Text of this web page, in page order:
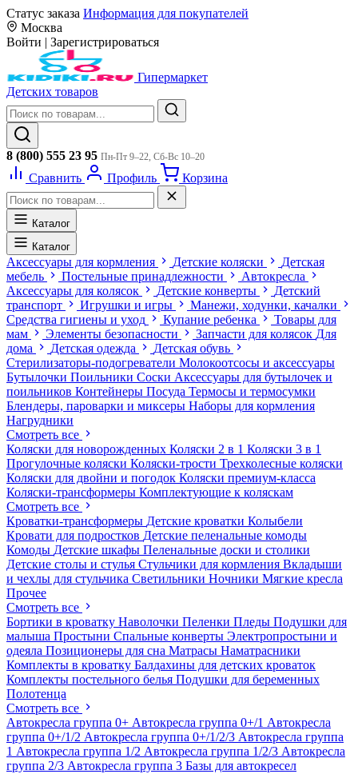
Статус заказа Информация для покупателей
Москва
Войти | Зарегистрироваться
Гипермаркет
Детских товаров
8 (800) 555 23 95 Пн-Пт 9–22, Сб-Вс 10–20
Сравнить Профиль Корзина
Каталог
Каталог
Аксессуары для кормления Детские коляски
Детская
мебель
Постельные принадлежности
Автокресла
Аксессуары для колясок
Детские конверты
Детский
транспорт
Игрушки и игры
Манежи, ходунки, качалки
Средства гигиены и уход
Купание ребенка
Товары для
мам
Элементы безопасности Запчасти для колясок Для
дома
Детская одежда
Детская обувь
Стерилизаторы-подогреватели Молокоотсосы и аксессуары
Бутылочки Поильники Соски Аксессуары для бутылочек и
поильников Контейнеры Посуда Термосы и термосумки
Блендеры, пароварки и миксеры Наборы для кормления
Нагрудники
Смотреть все
Коляски для новорожденных Коляски 2 в 1 Коляски 3 в 1
Прогулочные коляски Коляски-трости Трехколесные коляски
Коляски для двойни и погодок Коляски премиум-класса
Коляски-трансформеры Комплектующие к коляскам
Смотреть все
Кроватки-трансформеры Детские кроватки Колыбели
Кровати для подростков Детские пеленальные комоды
Комоды Детские шкафы Пеленальные доски и столики
Детские столы и стулья Стульчики для кормления Вкладыши
и чехлы для стульчика Светильники Ночники Мягкие кресла
Прочее
Смотреть все
Бортики в кроватку Наволочки Пеленки Пледы Подушки для
малыша Простыни Спальные конверты Электропростыни и
одеяла Позиционеры для сна Матрасы Наматрасники
Комплекты в кроватку Балдахины для детских кроваток
Комплекты постельного белья Подушки для беременных
Полотенца
Смотреть все
Автокресла группа 0+ Автокресла группа 0+/1 Автокресла
группа 0+/1/2 Автокресла группа 0+/1/2/3 Автокресла группа
1 Автокресла группа 1/2 Автокресла группа 1/2/3 Автокресла
группа 2/3 Автокресла группа 3 Базы для автокресел